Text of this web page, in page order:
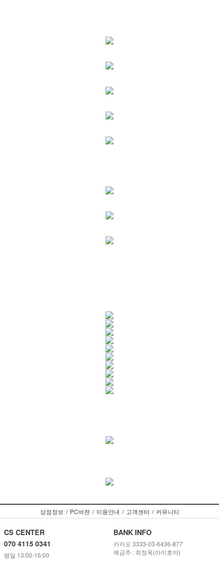
상점정보 / PC버젼 / 이용안내 / 고객센터 / 커뮤니티
CS CENTER
070 4115 0341
평일 13:00-16:00
BANK INFO
카카오 3333-03-6436-877
예금주 : 최정옥(아이호야)